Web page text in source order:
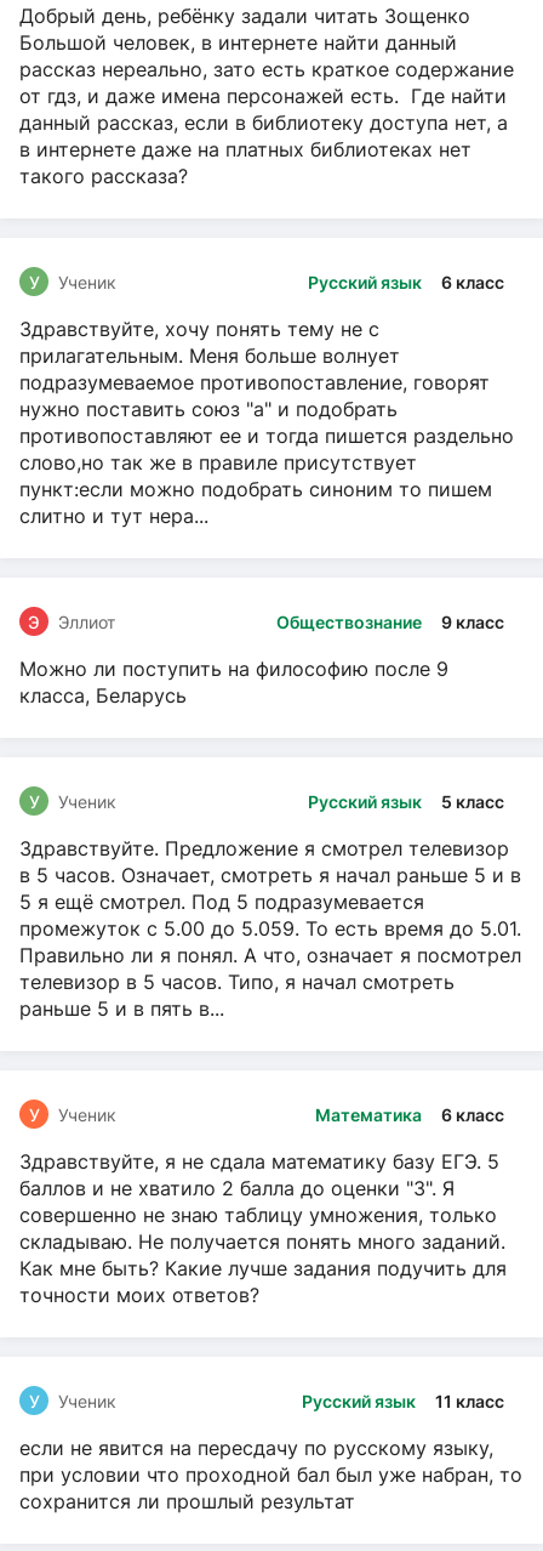
Добрый день, ребёнку задали читать Зощенко
Большой человек, в интернете найти данный
рассказ нереально, зато есть краткое содержание
от гдз, и даже имена персонажей есть. Где найти
данный рассказ, если в библиотеку доступа нет, а
в интернете даже на платных библиотеках нет
такого рассказа?
Русский язык 6 класс
У Ученик
Здравствуйте, хочу понять тему не с
прилагательным. Меня больше волнует
подразумеваемое противопоставление, говорят
нужно поставить союз "а" и подобрать
противопоставляют ее и тогда пишется раздельно
слово,но так же в правиле присутствует
пункт:если можно подобрать синоним то пишем
слитно и тут нера...
Обществознание 9 класс
Э Эллиот
Можно ли поступить на философию после 9
класса, Беларусь
Русский язык 5 класс
У Ученик
Здравствуйте. Предложение я смотрел телевизор
в 5 часов. Означает, смотреть я начал раньше 5 и в
5 я ещё смотрел. Под 5 подразумевается
промежуток с 5.00 до 5.059. То есть время до 5.01.
Правильно ли я понял. А что, означает я посмотрел
телевизор в 5 часов. Типо, я начал смотреть
раньше 5 и в пять в...
Математика 6 класс
У Ученик
Здравствуйте, я не сдала математику базу ЕГЭ. 5
баллов и не хватило 2 балла до оценки "3". Я
совершенно не знаю таблицу умножения, только
складываю. Не получается понять много заданий.
Как мне быть? Какие лучше задания подучить для
точности моих ответов?
Русский язык 11 класс
У Ученик
если не явится на пересдачу по русскому языку,
при условии что проходной бал был уже набран, то
сохранится ли прошлый результат